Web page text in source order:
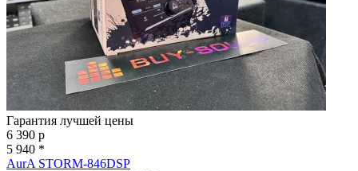
Гарантия лучшей цены
6 390 p
5 940 *
AurA STORM-846DSP